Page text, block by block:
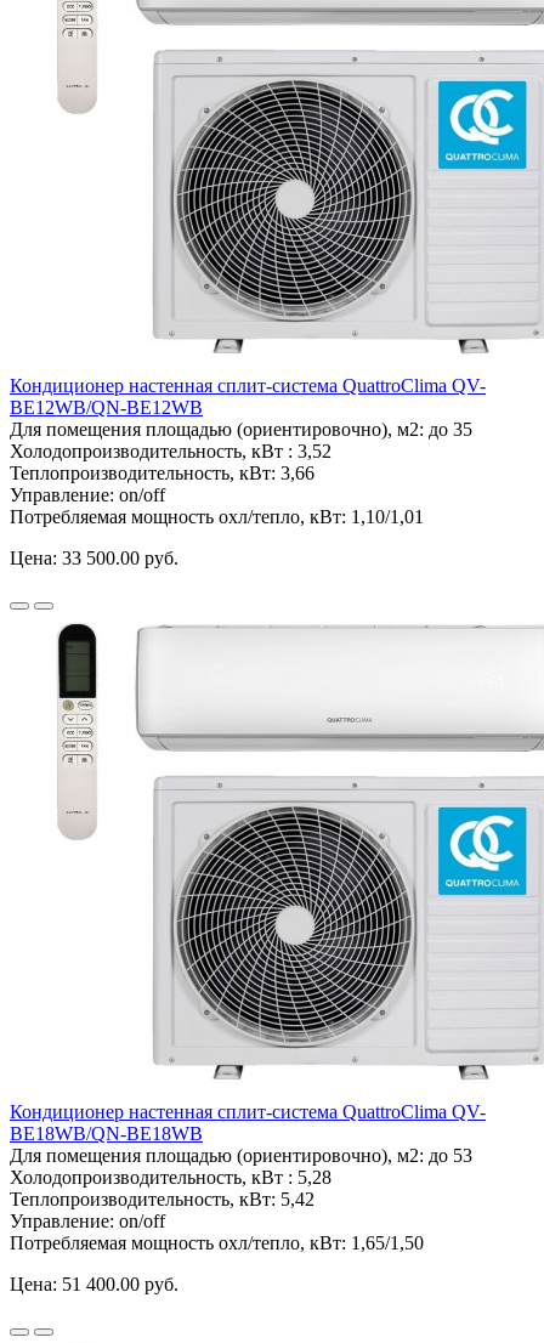
Кондиционер настенная сплит-система QuattroClima QV-
BE12WB/QN-BE12WB
Для помещения площадью (ориентировочно), м2: до 35
Холодопроизводительность, кВт : 3,52
Теплопроизводительность, кВт: 3,66
Управление: on/off
Потребляемая мощность охл/тепло, кВт: 1,10/1,01
Цена: 33 500.00 руб.
Кондиционер настенная сплит-система QuattroClima QV-
BE18WB/QN-BE18WB
Для помещения площадью (ориентировочно), м2: до 53
Холодопроизводительность, кВт : 5,28
Теплопроизводительность, кВт: 5,42
Управление: on/off
Потребляемая мощность охл/тепло, кВт: 1,65/1,50
Цена: 51 400.00 руб.